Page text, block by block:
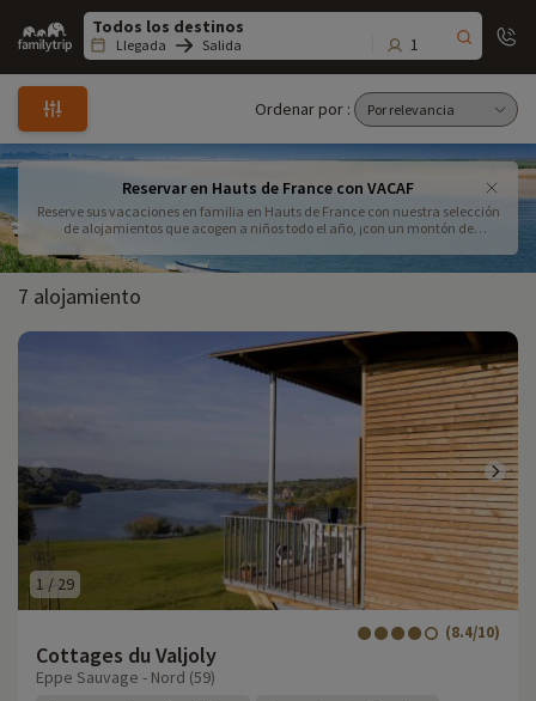
Family
trip
Llegada Salida 1
Ordenar por :
Reservar en Hauts de France con VACAF
Reserve sus vacaciones en familia en Hauts de France con nuestra selección
de alojamientos que acogen a niños todo el año, ¡con un montón de
Pas-de-Calais y Picardía con Familytrip! Póngase en contacto con nosotros
para reservar en Hauts de France con su vale VACAF
7 alojamiento
1 / 29
Cottages du Valjoly
(8.4/10)
Eppe Sauvage - Nord (59)